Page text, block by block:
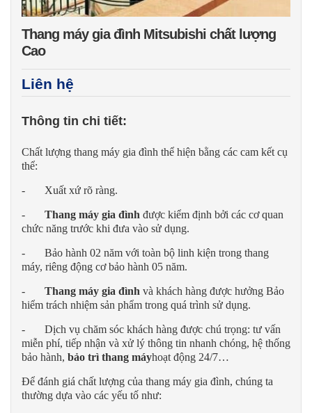
Thang máy gia đình Mitsubishi chất lượng
Cao
Liên hệ
Thông tin chi tiết:
Chất lượng thang máy gia đình thể hiện bằng các cam kết cụ
thể:
- Xuất xứ rõ ràng.
- Thang máy gia đình được kiểm định bởi các cơ quan
chức năng trước khi đưa vào sử dụng.
- Bảo hành 02 năm với toàn bộ linh kiện trong thang
máy, riêng động cơ bảo hành 05 năm.
- Thang máy gia đình và khách hàng được hưởng Bảo
hiểm trách nhiệm sản phẩm trong quá trình sử dụng.
- Dịch vụ chăm sóc khách hàng được chú trọng: tư vấn
miễn phí, tiếp nhận và xử lý thông tin nhanh chóng, hệ thống
bảo hành, bảo trì thang máyhoạt động 24/7…
Để đánh giá chất lượng của thang máy gia đình, chúng ta
thường dựa vào các yếu tố như: